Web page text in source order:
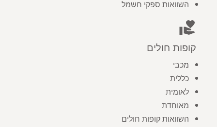
השוואות ספקי חשמל
volunteer_activism
קופות חולים
מכבי
כללית
לאומית
מאוחדת
השוואות קופות חולים